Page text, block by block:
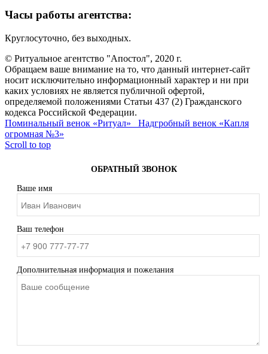
Часы работы агентства:
Круглосуточно, без выходных.
© Ритуальное агентство "Апостол", 2020 г.
Обращаем ваше внимание на то, что данный интернет-сайт
носит исключительно информационный характер и ни при
каких условиях не является публичной офертой,
определяемой положениями Статьи 437 (2) Гражданского
кодекса Российской Федерации.
Поминальный венок «Ритуал»
Надгробный венок «Капля
огромная №3»
Scroll to top
ОБРАТНЫЙ ЗВОНОК
Ваше имя
Ваш телефон
Дополнительная информация и пожелания